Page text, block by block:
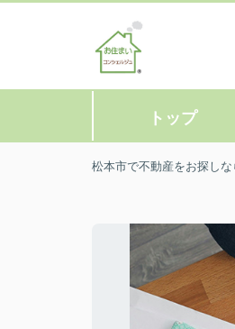
トップ
松本市で不動産をお探し